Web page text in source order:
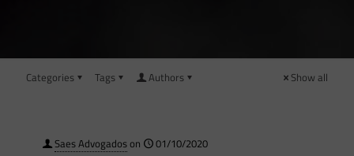
Categories Tags Authors Show all
Saes Advogadoson
01/10/2020